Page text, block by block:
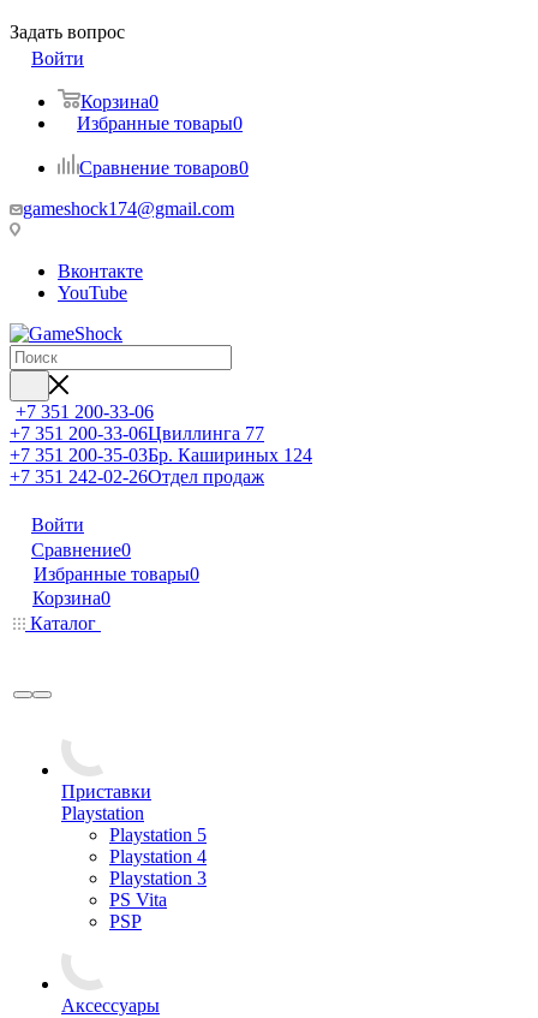
Задать вопрос
Войти
Корзина0
Избранные товары0
Сравнение товаров0
gameshock174@gmail.com
Вконтакте
YouTube
+7 351 200-33-06
+7 351 200-33-06Цвиллинга 77
+7 351 200-35-03Бр. Кашириных 124
+7 351 242-02-26Отдел продаж
Войти
Сравнение0
Избранные товары0
Корзина0
Каталог
Приставки
Playstation
Playstation 5
Playstation 4
Playstation 3
PS Vita
PSP
Аксессуары